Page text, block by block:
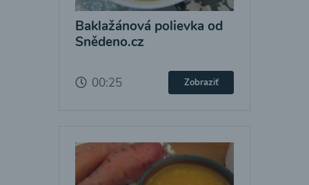
Baklažánová polievka od
Snědeno.cz
00:25 Zobraziť